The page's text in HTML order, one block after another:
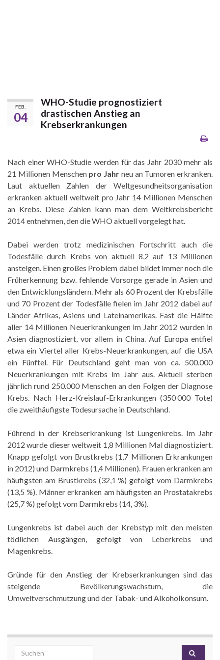
FEB.
04
WHO-Studie prognostiziert
drastischen Anstieg an
Krebserkrankungen
Nach einer WHO-Studie werden für das Jahr 2030 mehr als
21 Millionen Menschen pro Jahr neu an Tumoren erkranken.
Laut aktuellen Zahlen der Weltgesundheitsorganisation
erkranken aktuell weltweit pro Jahr 14 Millionen Menschen
an Krebs. Diese Zahlen kann man dem Weltkrebsbericht
2014 entnehmen, den die WHO aktuell vorgelegt hat.
Dabei werden trotz medizinischen Fortschritt auch die
Todesfälle durch Krebs von aktuell 8,2 auf 13 Millionen
ansteigen. Einen großes Problem dabei bildet immer noch die
Früherkennung bzw. fehlende Vorsorge gerade in Asien und
den Entwicklungsländern. Mehr als 60 Prozent der Krebsfälle
und 70 Prozent der Todesfälle fielen im Jahr 2012 dabei auf
Länder Afrikas, Asiens und Lateinamerikas. Fast die Hälfte
aller 14 Millionen Neuerkrankungen im Jahr 2012 wurden in
Asien diagnostiziert, vor allem in China. Auf Europa entfiel
etwa ein Viertel aller Krebs-Neuerkrankungen, auf die USA
ein Fünftel. Für Deutschland geht man von ca. 500.000
Neuerkrankungen mit Krebs im Jahr aus. Aktuell sterben
jährlich rund 250.000 Menschen an den Folgen der Diagnose
Krebs. Nach Herz-Kreislauf-Erkrankungen (350 000 Tote)
die zweithäufigste Todesursache in Deutschland.
Führend in der Krebserkrankung ist Lungenkrebs. Im Jahr
2012 wurde dieser weltweit 1,8 Millionen Mal diagnostiziert.
Knapp gefolgt von Brustkrebs (1,7 Millionen Erkrankungen
in 2012) und Darmkrebs (1,4 Millionen). Frauen erkranken am
häufigsten am Brustkrebs (32,1 %) gefolgt vom Darmkrebs
(13,5 %). Männer erkranken am häufigsten an Prostatakrebs
(25,7 %) gefolgt vom Darmkrebs (14, 3%).
Lungenkrebs ist dabei auch der Krebstyp mit den meisten
tödlichen Ausgängen, gefolgt von Leberkrebs und
Magenkrebs.
Gründe für den Anstieg der Krebserkrankungen sind das
steigende Bevölkerungswachstum, die
Umweltverschmutzung und der Tabak- und Alkoholkonsum.
Search for: